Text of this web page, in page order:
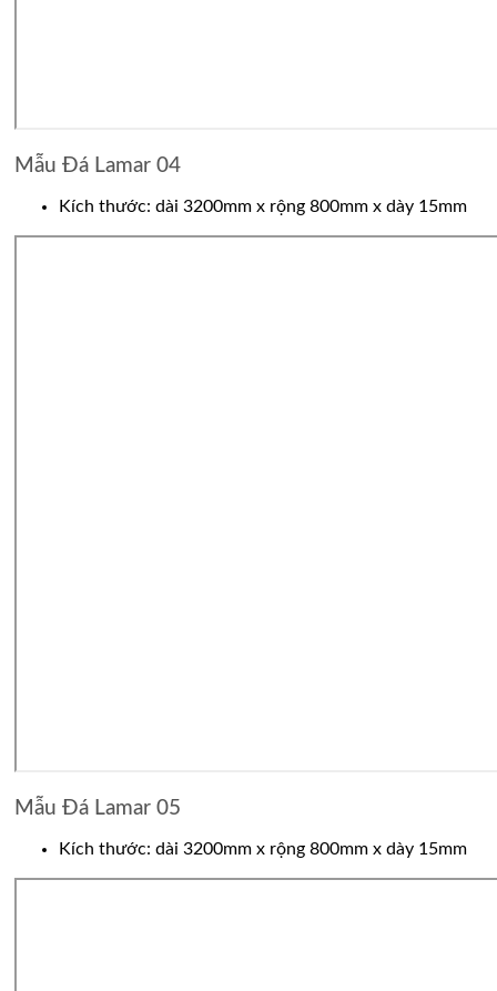
Mẫu Đá Lamar 04
Kích thước: dài 3200mm x rộng 800mm x dày 15mm
Mẫu Đá Lamar 05
Kích thước: dài 3200mm x rộng 800mm x dày 15mm